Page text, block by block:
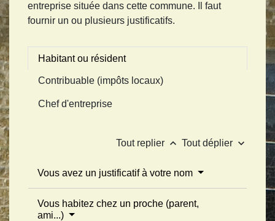
entreprise située dans cette commune. Il faut
fournir un ou plusieurs justificatifs.
Habitant ou résident
Contribuable (impôts locaux)
Chef d'entreprise
Tout replier keyboard_arrow_up Tout déplier keyboard_arrow_down
Vous avez un justificatif à votre nom
Vous habitez chez un proche (parent,
ami...)